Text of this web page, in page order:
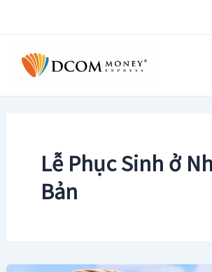
Lễ Phục Sinh ở
Bản